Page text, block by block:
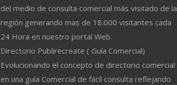
del medio de consulta comercial más visitado de la
región generando mas de 18.000 visitantes cada
24 Hora en nuestro portal Web.
Directorio Publirecreate ( Guía Comercial)
Evolucionando el concepto de directorio comercial
en una guía Comercial de fácil consulta reflejando